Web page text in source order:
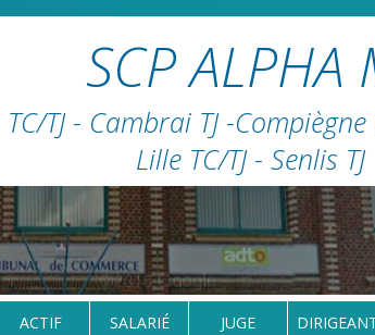
SCP ALPHA
TJ - Cambrai TJ -Compiègne
Lille TC/TJ - Senlis TJ
ACTIF SALARIÉ JUGE